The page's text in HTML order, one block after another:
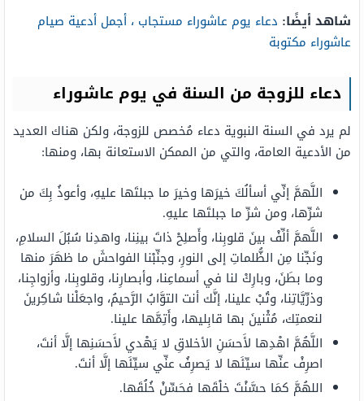
شاهد أيضًا: دعاء يوم عاشوراء مستجاب ، أجمل أدعية صيام
عاشوراء مكتوبة
دعاء للزوجة من السنة في يوم عاشوراء
لم يرد في السنة النبوية دعاء مُخصص للزوجة، ولكن هناك العديد
من الأدعية العامة، والتي من الممكن الاستعانة بها، ومنها:
اللَّهمَّ إنِّي أسألُكَ خيرَها وخيرَ ما جبلتَها عليهِ، وأعوذُ بِكَ من
شرِّها، ومن شرِّ ما جبلتَها عليهِ.
اللَّهمَّ ألِّفْ بينَ قلوبِنا، وأَصلِحْ ذاتَ بينِنا، واهدِنا سُبُلَ السلامِ،
ونَجِّنا مِن الظُّلماتِ إلى النورِ، وجنِّبْنا الفواحشَ ما ظهَرَ منها
وما بطَنَ، وبارِكْ لنا في أسماعِنا، وأبصارِنا، وقلوبِنا، وأزواجِنا،
وذرِّيَّاتِنا، وتُبْ علينا، إنَّك أنت التوَّابُ الرَّحيمُ، واجعَلْنا شاكِرينَ
لنعمتِك، مُثْنينَ بها قابِليها، وأَتِمَّها علينا.
اللَّهُمَّ اهْدِها لأَحسَنِ الأخلاقِ لا يَهْدي لأَحسَنِها إلَّا أنتَ،
اصرِفْ عنِّها سيِّئَها لا يَصرِفُ عنِّي سيِّئَها إلَّا أنتَ.
اللهُمَّ كمَا حسَّنْتَ خلْقَها فحَسِّنْ خُلُقَها.